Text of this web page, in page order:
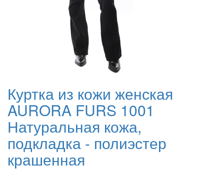
Куртка из кожи женская
AURORA FURS 1001
Натуральная кожа,
подкладка - полиэстер
крашенная